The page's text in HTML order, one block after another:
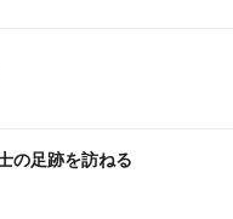
の足跡を訪ねる